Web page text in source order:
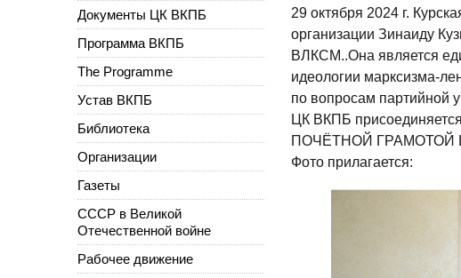
29 октября 2024 г.
организации Зинаиду
ВЛКСМ..Она является
идеологии марксизма-
по вопросам партийной
ЦК ВКПБ
ПОЧЁТНОЙ ГРАМОТОЙ
Фото прилагается:
Документы ЦК ВКПБ
Программа ВКПБ
The Programme
Устав ВКПБ
Библиотека
Организации
Газеты
СССР в Великой
Отечественной войне
Рабочее движение